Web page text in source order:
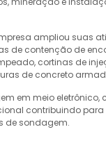
ampliou suas
de contenção de
cortinas de
de concreto
em meio
contribuindo
de sondagem.